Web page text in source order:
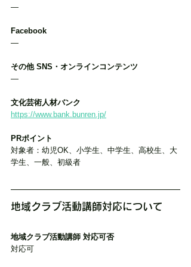
―
Facebook
―
その他 SNS・オンラインコンテンツ
―
文化芸術人材バンク
https://www.bank.bunren.jp/
PRポイント
対象者：幼児OK、小学生、中学生、高校生、大
学生、一般、初級者
地域クラブ活動講師対応について
地域クラブ活動講師 対応可否
対応可